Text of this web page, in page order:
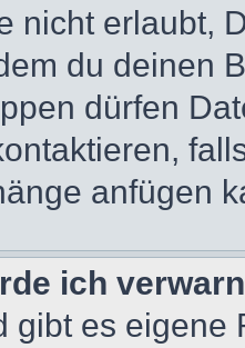
nicht erlaubt,
du deinen
dürfen
anfügen
ich
gibt es